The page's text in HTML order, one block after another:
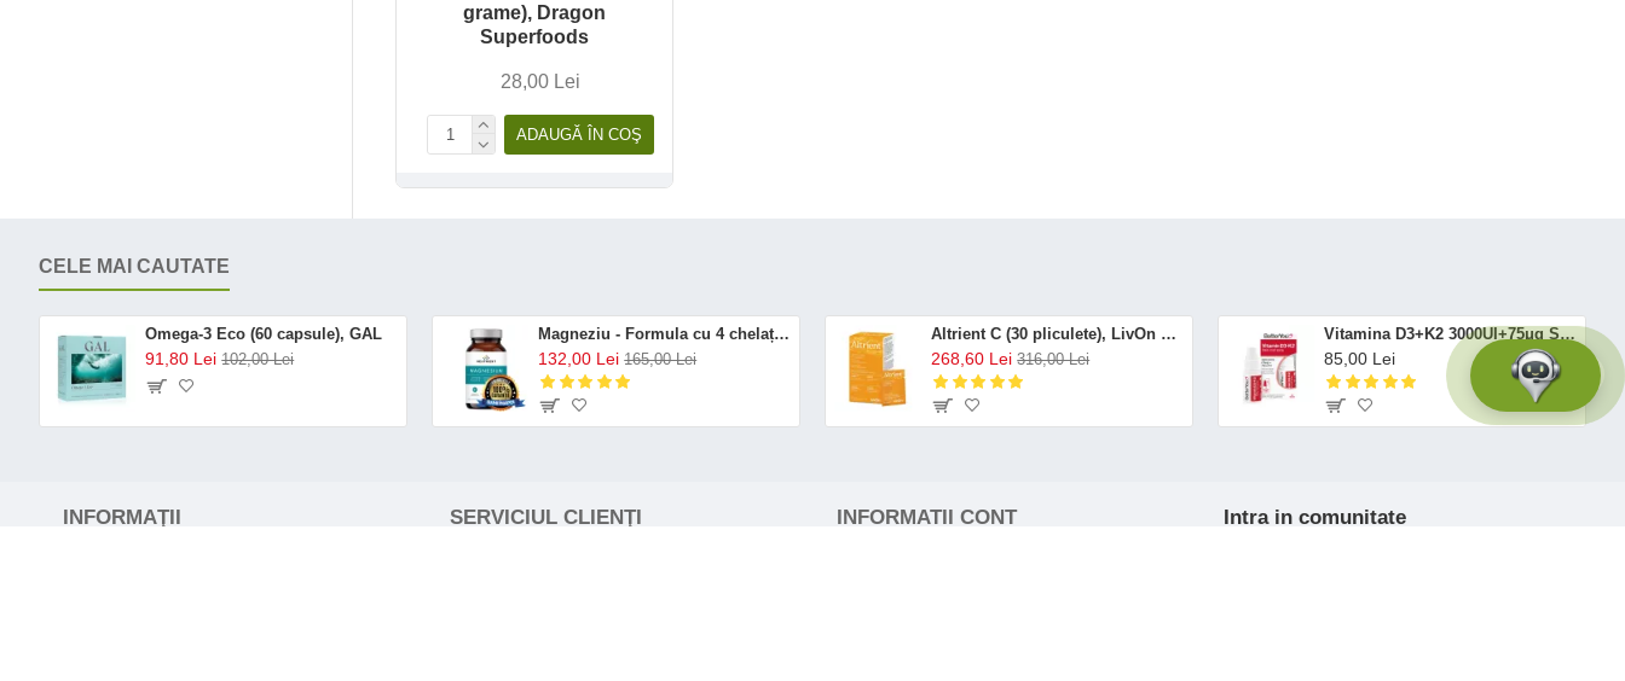
grame), Dragon
Superfoods
28,00 Lei
ADAUGĂ ÎN COŞ
CELE MAI CAUTATE
Omega-3 Eco (60 capsule), GAL
91,80 Lei 102,00 Lei
Magneziu - Formula cu 4 chelați (120 capsule), Neutrient
132,00 Lei 165,00 Lei
Altrient C (30 pliculete), LivOn Labs
268,60 Lei 316,00 Lei
Vitamina D3+K2 3000UI+75μg Spray Oral (12 ml), BetterYou
85,00 Lei
INFORMAŢII SERVICIUL CLIENŢI INFORMATII CONT Intra in comunitate